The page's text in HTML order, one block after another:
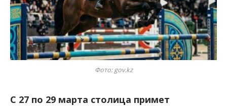
Фото: gov.kz
С 27 по 29 марта столица примет